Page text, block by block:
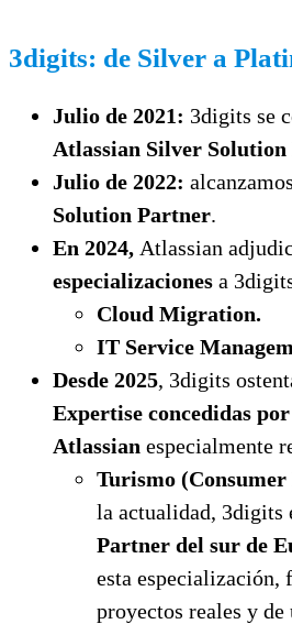
3digits: de Silver a
Julio de 2021: 3digits se
Atlassian Silver
Julio de 2022:
Solution Partner.
En 2024, Atlassian
especializaciones a
Cloud Migration.
IT Service
Desde 2025, 3digits
Expertise concedidas por
Atlassian especialmente
Turismo
la actualidad, 3digits
Partner del sur de
esta especialización,
proyectos reales y